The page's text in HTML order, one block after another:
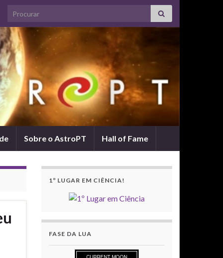
Search for:
Sobre o AstroPT Hall of Fame
1º LUGAR EM CIÊNCIA!
FASE DA LUA